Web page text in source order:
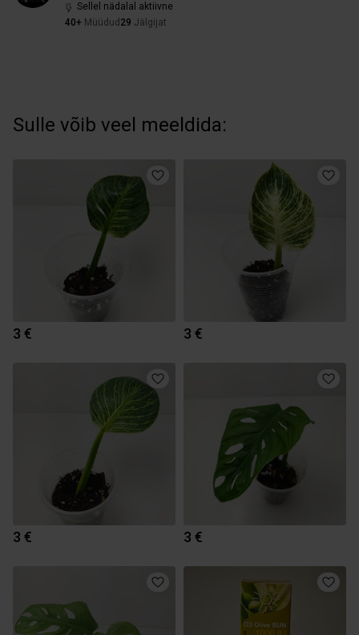
Sellel nädalal aktiivne
40+ Müüdud 29 Jälgijat
Sulle võib veel meeldida:
3 € 3 €
3 € 3 €